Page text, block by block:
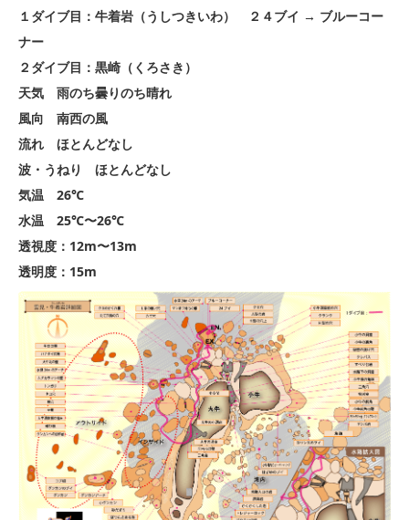
１ダイブ目：牛着岩（うしつきいわ） ２４ブイ → ブルーコー
ナー
２ダイブ目：黒崎（くろさき）
天気 雨のち曇りのち晴れ
風向 南西の風
流れ ほとんどなし
波・うねり ほとんどなし
気温 26℃
水温 25℃〜26℃
透視度：12m〜13m
透明度：15m